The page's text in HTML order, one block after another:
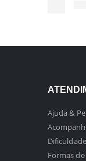
Ajuda &
Formas